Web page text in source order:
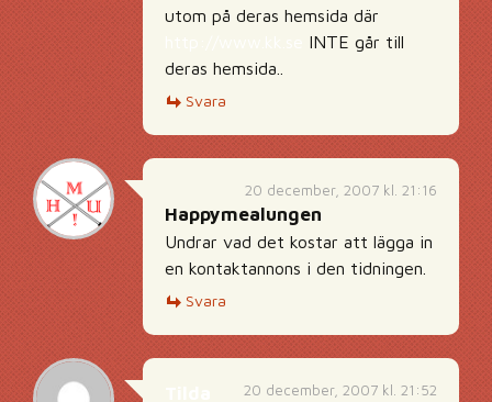
utom på deras hemsida där
INTE går till
deras hemsida..
Svara
20 december, 2007 kl. 21:16
Happymealungen
Undrar vad det kostar att lägga in
en kontaktannons i den tidningen.
Svara
20 december, 2007 kl. 21:52